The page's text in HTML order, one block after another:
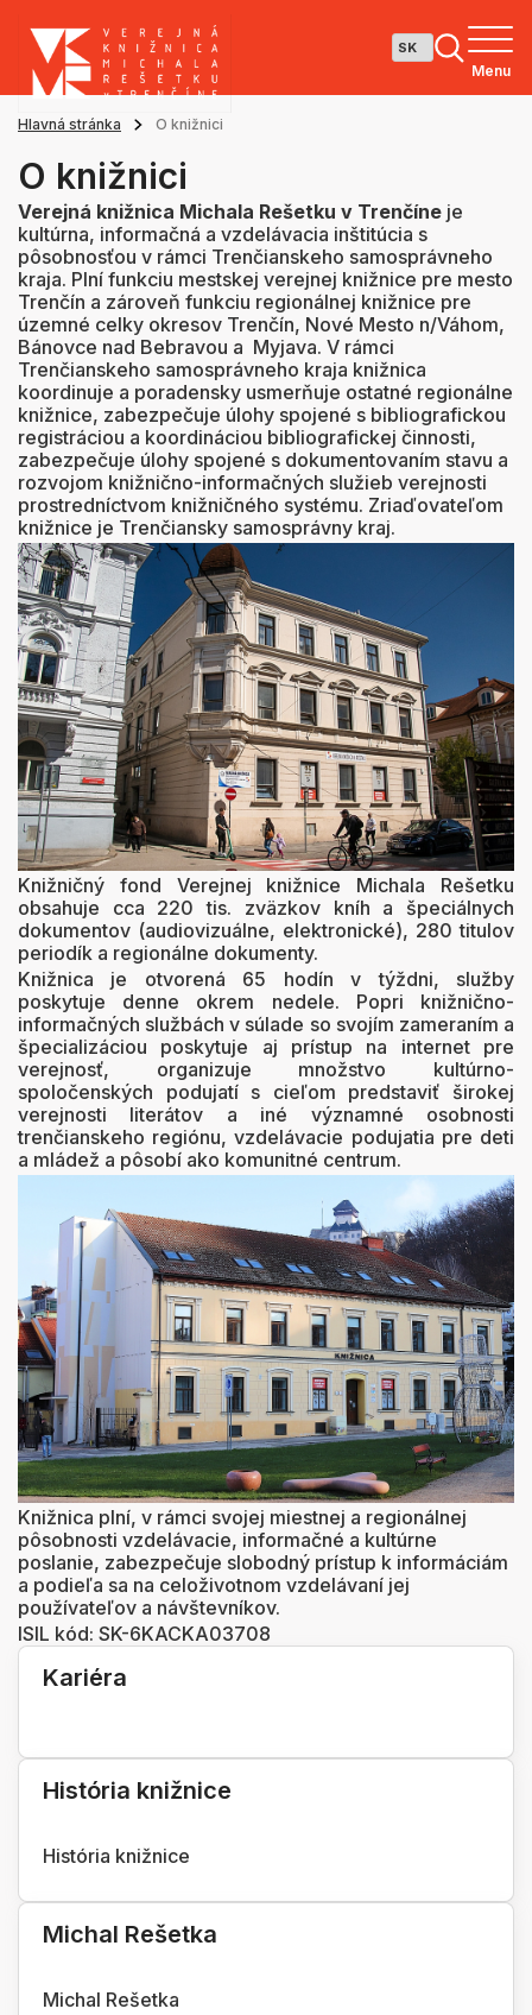
Menu
Hlavná stránka O knižnici
O knižnici
Verejná knižnica Michala Rešetku v Trenčíne je
kultúrna, informačná a vzdelávacia inštitúcia s
pôsobnosťou v rámci Trenčianskeho samosprávneho
kraja. Plní funkciu mestskej verejnej knižnice pre mesto
Trenčín a zároveň funkciu regionálnej knižnice pre
územné celky okresov Trenčín, Nové Mesto n/Váhom,
Bánovce nad Bebravou a Myjava. V rámci
Trenčianskeho samosprávneho kraja knižnica
koordinuje a poradensky usmerňuje ostatné regionálne
knižnice, zabezpečuje úlohy spojené s bibliografickou
registráciou a koordináciou bibliografickej činnosti,
zabezpečuje úlohy spojené s dokumentovaním stavu a
rozvojom knižnično-informačných služieb verejnosti
prostredníctvom knižničného systému. Zriaďovateľom
knižnice je Trenčiansky samosprávny kraj.
Knižničný fond Verejnej knižnice Michala Rešetku
obsahuje cca 220 tis. zväzkov kníh a špeciálnych
dokumentov (audiovizuálne, elektronické), 280 titulov
periodík a regionálne dokumenty.
Knižnica je otvorená 65 hodín v týždni, služby
poskytuje denne okrem nedele. Popri knižnično-
informačných službách v súlade so svojím zameraním a
špecializáciou poskytuje aj prístup na internet pre
verejnosť, organizuje množstvo kultúrno-
spoločenských podujatí s cieľom predstaviť širokej
verejnosti literátov a iné významné osobnosti
trenčianskeho regiónu, vzdelávacie podujatia pre deti
a mládež a pôsobí ako komunitné centrum.
Knižnica plní, v rámci svojej miestnej a regionálnej
pôsobnosti vzdelávacie, informačné a kultúrne
poslanie, zabezpečuje slobodný prístup k informáciám
a podieľa sa na celoživotnom vzdelávaní jej
používateľov a návštevníkov.
ISIL kód: SK-6KACKA03708
Kariéra
História knižnice
História knižnice
Michal Rešetka
Michal Rešetka